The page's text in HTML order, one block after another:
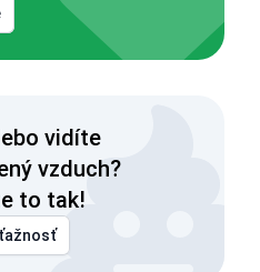
vidíte
vzduch?
to tak!